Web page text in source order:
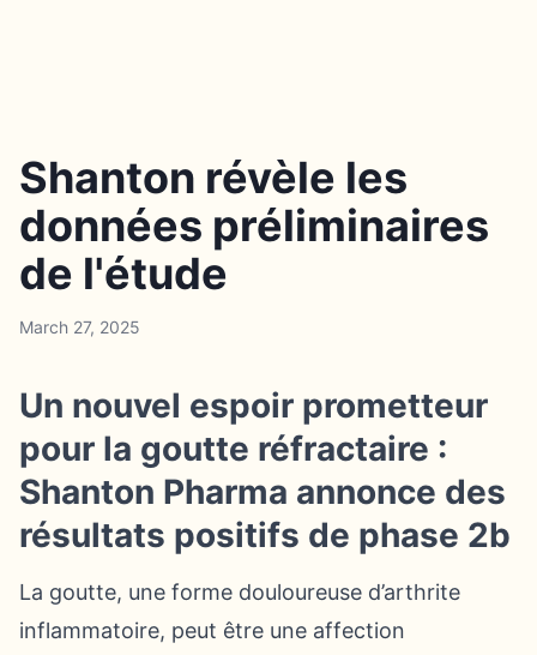
Shanton révèle les
données préliminaires
de l'étude
March 27, 2025
Un nouvel espoir prometteur
pour la goutte réfractaire :
Shanton Pharma annonce des
résultats positifs de phase 2b
La goutte, une forme douloureuse d’arthrite
inflammatoire, peut être une affection